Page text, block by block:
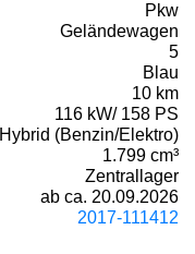
Pkw
Geländewagen
5
Blau
10 km
116 kW/ 158 PS
Hybrid (Benzin/Elektro)
1.799 cm³
Zentrallager
ab ca. 20.09.2026
2017-111412